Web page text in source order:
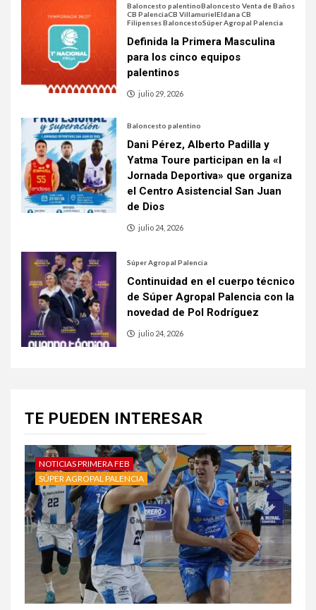
Baloncesto palentinoBaloncesto Venta de Baños
CB PalenciaCB VillamurielEldana CB
Filipenses BaloncestoSúper Agropal Palencia
Definida la Primera Masculina
para los cinco equipos
palentinos
julio 29, 2026
Baloncesto palentino
Dani Pérez, Alberto Padilla y
Yatma Toure participan en la «I
Jornada Deportiva» que organiza
el Centro Asistencial San Juan
de Dios
julio 24, 2026
Súper Agropal Palencia
Continuidad en el cuerpo técnico
de Súper Agropal Palencia con la
novedad de Pol Rodríguez
julio 24, 2026
TE PUEDEN INTERESAR
NOTICIAS PRIMERA FEB
SÚPER AGROPAL PALENCIA